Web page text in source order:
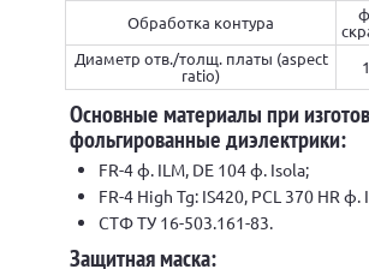
Обработка контура
Диаметр отв./толщ. платы (aspect
ratio)
Основные материалы при
фольгированные диэлектрики:
FR-4 ф. ILM, DE 104 ф. Isola;
FR-4 High Tg: IS420, PCL 370 HR ф.
СТФ ТУ 16-503.161-83.
Защитная маска: